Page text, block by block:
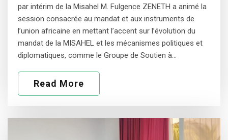
par intérim de la Misahel M. Fulgence ZENETH a animé la
session consacrée au mandat et aux instruments de
l’union africaine en mettant l’accent sur l’évolution du
mandat de la MISAHEL et les mécanismes politiques et
diplomatiques, comme le Groupe de Soutien à…
Read More